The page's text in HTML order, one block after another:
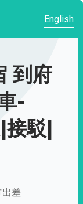
English
到府
-
駁|
差